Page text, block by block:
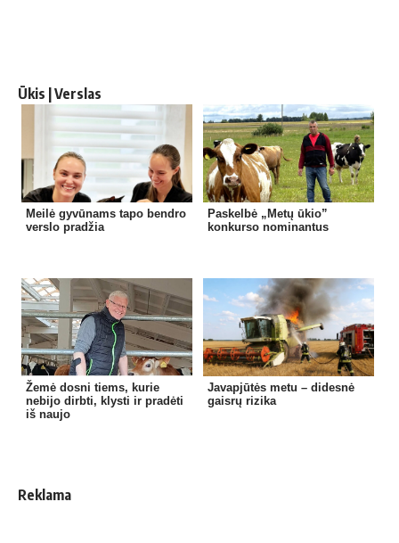
Ūkis | Verslas
Meilė gyvūnams tapo bendro
verslo pradžia
Paskelbė „Metų ūkio”
konkurso nominantus
Žemė dosni tiems, kurie
nebijo dirbti, klysti ir pradėti
iš naujo
Javapjūtės metu – didesnė
gaisrų rizika
Reklama